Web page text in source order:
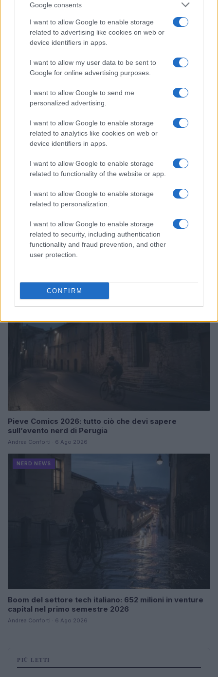
Google consents
I want to allow Google to enable storage
related to advertising like cookies on web or
device identifiers in apps.
I want to allow my user data to be sent to
Google for online advertising purposes.
I want to allow Google to send me
personalized advertising.
I want to allow Google to enable storage
related to analytics like cookies on web or
device identifiers in apps.
I want to allow Google to enable storage
related to functionality of the website or app.
I want to allow Google to enable storage
related to personalization.
I want to allow Google to enable storage
related to security, including authentication
functionality and fraud prevention, and other
user protection.
CONFIRM
NERD NEWS
Scopri i parchi a tema più spettacolari per geek e non
NERD NEWS
Pieve Comics 2026: tutto ciò che devi sapere
sull’evento nerd di Perugia
Andrea Conforti · 6 Ago 2026
NERD NEWS
Boom del settore tech italiano: 652 milioni in venture
capital nel primo semestre 2026
Andrea Conforti · 6 Ago 2026
PIÙ LETTI